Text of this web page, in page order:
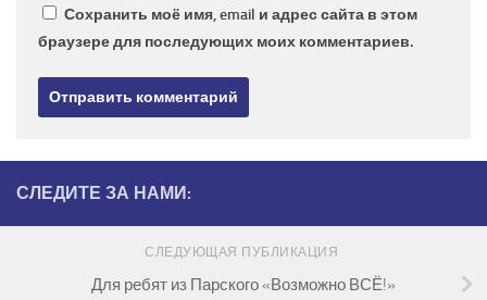
Сохранить моё имя, email и адрес сайта в этом
браузере для последующих моих комментариев.
СЛЕДИТЕ ЗА НАМИ:
СЛЕДУЮЩАЯ ПУБЛИКАЦИЯ
Для ребят из Парского «Возможно ВСЁ!»